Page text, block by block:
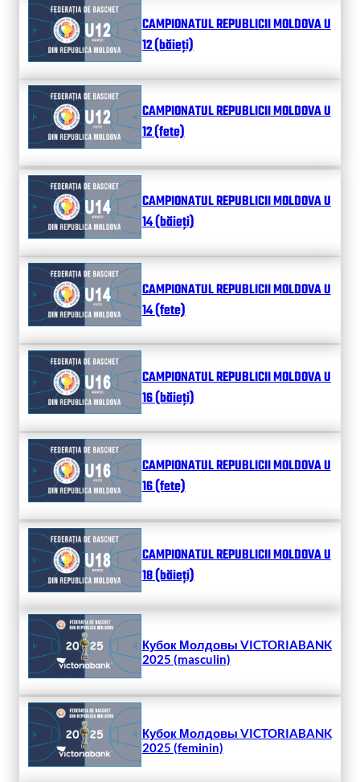
CAMPIONATUL REPUBLICII MOLDOVA U
12 (băieți)
CAMPIONATUL REPUBLICII MOLDOVA U
12 (fete)
CAMPIONATUL REPUBLICII MOLDOVA U
14 (băieți)
CAMPIONATUL REPUBLICII MOLDOVA U
14 (fete)
CAMPIONATUL REPUBLICII MOLDOVA U
16 (băieți)
CAMPIONATUL REPUBLICII MOLDOVA U
16 (fete)
CAMPIONATUL REPUBLICII MOLDOVA U
18 (băieți)
Кубок Молдовы VICTORIABANK
2025 (masculin)
Кубок Молдовы VICTORIABANK
2025 (feminin)